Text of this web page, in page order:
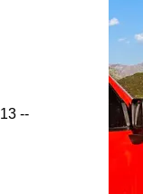
13 --